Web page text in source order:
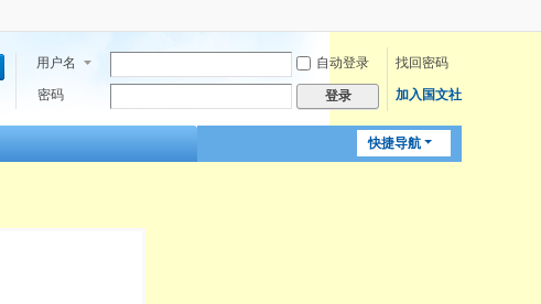
用户名 自动登录 找回密码
密码 登录 加入国文社
快捷导航